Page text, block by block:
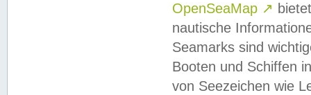
OpenSeaMap ↗
nautische
Seamarks sind
Booten und Schiffen
von Seezeichen wie